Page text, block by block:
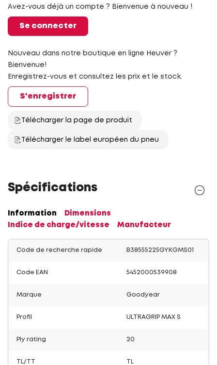
Avez-vous déjà un compte ? Bienvenue à nouveau !
Se connecter
Nouveau dans notre boutique en ligne Heuver ?
Bienvenue!
Enregistrez-vous et consultez les prix et le stock.
S'enregistrer
Télécharger la page de produit
Télécharger le label européen du pneu
Spécifications
Information
Dimensions
Indice de charge/vitesse
Manufacteur
Code de recherche rapide B38555225GYKGMS01
Code EAN 5452000539908
Marque Goodyear
Profil ULTRAGRIP MAX S
Ply rating 20
TL/TT